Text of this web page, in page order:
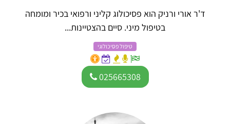
ד'ר אורי ורניק הוא פסיכולוג קליני ורפואי בכיר ומומחה
בטיפול מיני. סיים בהצטיינות...
טיפול פסיכולוגי
025665308